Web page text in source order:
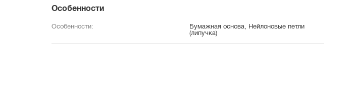
Особенности
Особенности:
Бумажная основа, Нейлоновые петли
(липучка)